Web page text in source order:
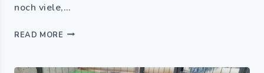
noch viele,…
READ MORE